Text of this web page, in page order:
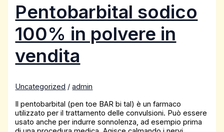
Pentobarbital sodico
100% in polvere in
vendita
Uncategorized /admin
Il pentobarbital (pen toe BAR bi tal) è un farmaco
utilizzato per il trattamento delle convulsioni. Può essere
usato anche per indurre sonnolenza, ad esempio prima